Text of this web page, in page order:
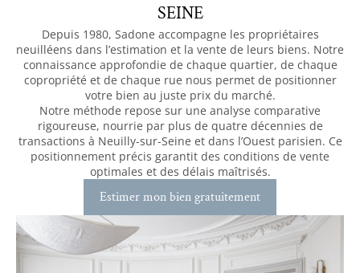
SEINE
Depuis 1980, Sadone accompagne les propriétaires
neuilléens dans l’estimation et la vente de leurs biens. Notre
connaissance approfondie de chaque quartier, de chaque
copropriété et de chaque rue nous permet de positionner
votre bien au juste prix du marché.
Notre méthode repose sur une analyse comparative
rigoureuse, nourrie par plus de quatre décennies de
transactions à Neuilly-sur-Seine et dans l’Ouest parisien. Ce
positionnement précis garantit des conditions de vente
optimales et des délais maîtrisés.
Estimer mon bien gratuitement